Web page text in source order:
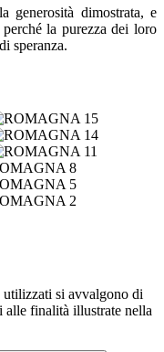
generosità dimostrata, e
la purezza dei loro
speranza.
utilizzati si avvalgono di
alle finalità illustrate nella